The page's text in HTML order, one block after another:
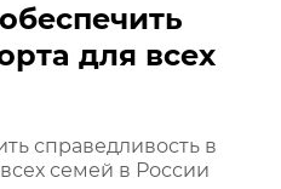
для всех
справедливость в
семей в России